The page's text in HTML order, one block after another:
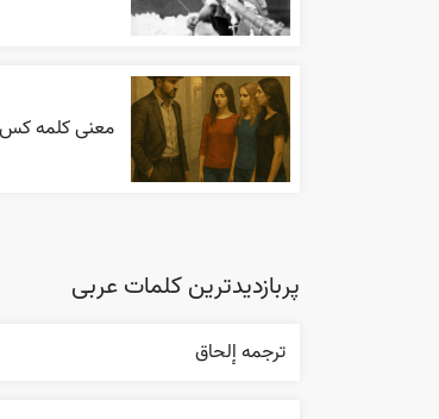
معنی کلمه
پربازدیدترین کلمات عربی
ترجمه إلحاق